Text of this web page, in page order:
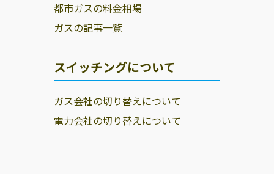
都市ガスの料金相場
ガスの記事一覧
スイッチングについて
ガス会社の切り替えについて
電力会社の切り替えについて